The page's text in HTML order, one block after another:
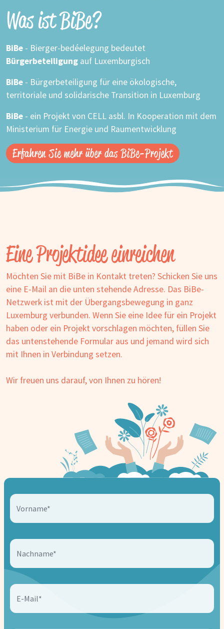
Was ist BiBe?
BiBe - Bierger-bedéelegung bedeutet
Bürgerbeteiligung auf Luxemburgisch
BiBe - Bürgerbeteiligung für eine ökologische,
territoriale und solidarische Transition in Luxemburg
BiBe - ein Projekt von CELL asbl. In Kooperation mit dem
Ministerium für Energie und Raumentwicklung
Erfahren Sie mehr über das BiBe-Projekt
Eine Projektidee einreichen
Möchten Sie mit BiBe in Kontakt treten? Schicken Sie uns
eine E-Mail an die unten stehende Adresse. Das BiBe-
Netzwerk ist mit der Übergangsbewegung in ganz
Luxemburg verbunden. Wenn Sie eine Idee für ein Projekt
haben oder ein Projekt vorschlagen möchten, füllen Sie
das untenstehende Formular aus und jemand wird sich
mit Ihnen in Verbindung setzen.
Wir freuen uns darauf, von Ihnen zu hören!
Vorname*
Nachname*
E-Mail*